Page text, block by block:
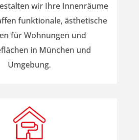
wir Ihre Innenräume
funktionale, ästhetische
für Wohnungen und
in München und
Umgebung.